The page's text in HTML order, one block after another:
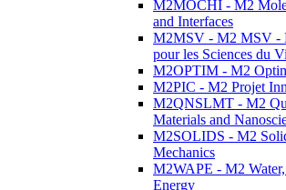
M2MOCHI - M2
and Interfaces
M2MSV - M2 MSV -
pour les Sciences du
M2OPTIM - M2
M2PIC - M2 Projet
M2QNSLMT - M2
Materials and
M2SOLIDS - M2
Mechanics
M2WAPE - M2
Energy